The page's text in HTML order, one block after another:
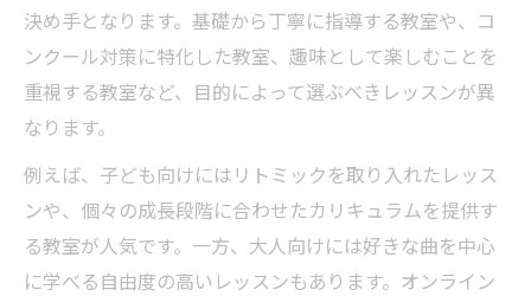
決め手となります。基礎から丁寧に指導する教室や、コ
ンクール対策に特化した教室、趣味として楽しむことを
重視する教室など、目的によって選ぶべきレッスンが異
なります。
例えば、子ども向けにはリトミックを取り入れたレッス
ンや、個々の成長段階に合わせたカリキュラムを提供す
る教室が人気です。一方、大人向けには好きな曲を中心
に学べる自由度の高いレッスンもあります。オンライン